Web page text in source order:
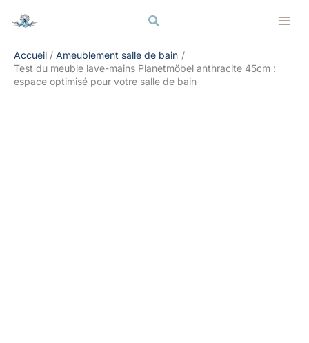
Rechercher
Accueil
Ameublement salle de bain
Test du meuble lave-mains Planetmöbel anthracite 45cm :
espace optimisé pour votre salle de bain